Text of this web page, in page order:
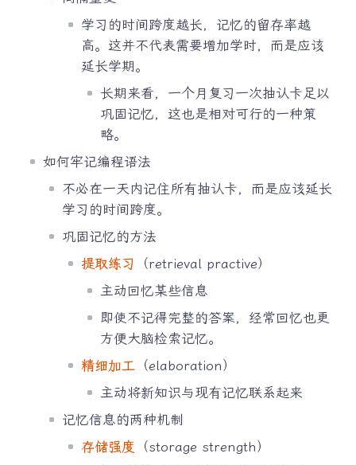
学习的时间跨度越长，记忆的留存率越
高。这并不代表需要增加学时，而是应该
延长学期。
长期来看，一个月复习一次抽认卡足以
巩固记忆，这也是相对可行的一种策
略。
如何牢记编程语法
不必在一天内记住所有抽认卡，而是应该延长
学习的时间跨度。
巩固记忆的方法
提取练习 （retrieval practive）
主动回忆某些信息
即使不记得完整的答案，经常回忆也更
方便大脑检索记忆。
精细加工 （elaboration）
主动将新知识与现有记忆联系起来
记忆信息的两种机制
存储强度 （storage strength）